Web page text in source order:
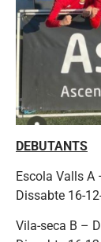
DEBUTANTS
Escola Valls A
Dissabte 16-
Vila-seca B –